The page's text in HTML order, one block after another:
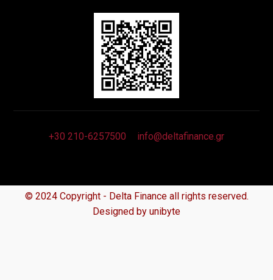
+30 210-6257500 info@deltafinance.gr
© 2024 Copyright - Delta Finance all rights reserved.
Designed by unibyte